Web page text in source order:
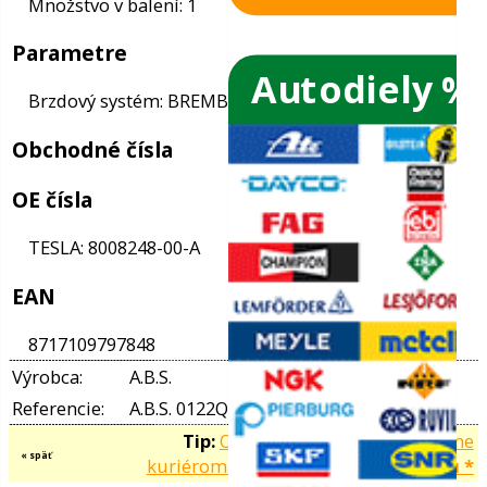
skiel
oleja
Informácie
Stav: normálny
Baliaca jednotka: 1
Množstvo v balení: 1
Parametre
Brzdový systém: BREMBO
Autodiely %